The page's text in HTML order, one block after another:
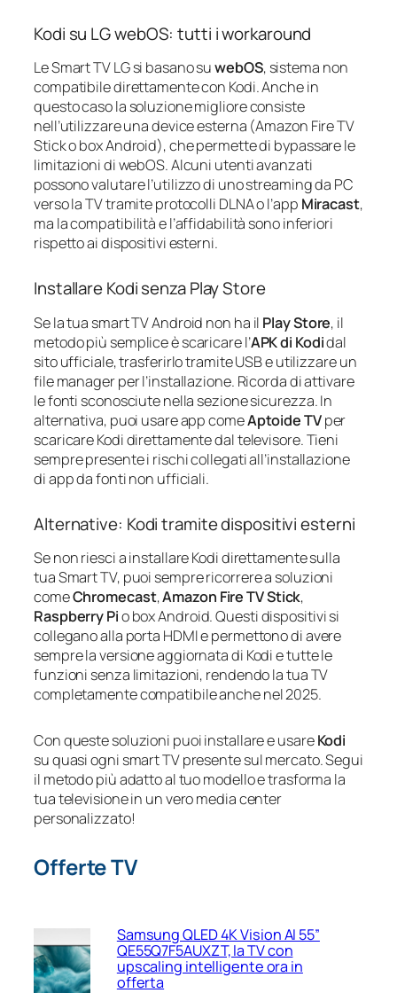
Kodi su LG webOS: tutti i workaround
Le Smart TV LG si basano suwebOS, sistema non
compatibile direttamente con Kodi. Anche in
questo caso la soluzione migliore consiste
nell’utilizzare una device esterna (Amazon Fire TV
Stick o box Android), che permette di bypassare le
limitazioni di webOS. Alcuni utenti avanzati
possono valutare l’utilizzo di uno streaming da PC
verso la TV tramite protocolli DLNA o l’app Miracast,
ma la compatibilità e l’affidabilità sono inferiori
rispetto ai dispositivi esterni.
Installare Kodi senza Play Store
Se la tua smart TV Android non ha il Play Store, il
metodo più semplice è scaricare l’APK di Kodidal
sito ufficiale, trasferirlo tramite USB e utilizzare un
file manager per l’installazione. Ricorda di attivare
le fonti sconosciute nella sezione sicurezza. In
alternativa, puoi usare app comeAptoide TVper
scaricare Kodi direttamente dal televisore. Tieni
sempre presente i rischi collegati all’installazione
di app da fonti non ufficiali.
Alternative: Kodi tramite dispositivi esterni
Se non riesci a installare Kodi direttamente sulla
tua Smart TV, puoi sempre ricorrere a soluzioni
comeChromecast,Amazon Fire TV Stick,
Raspberry Pio box Android. Questi dispositivi si
collegano alla porta HDMI e permettono di avere
sempre la versione aggiornata di Kodi e tutte le
funzioni senza limitazioni, rendendo la tua TV
completamente compatibile anche nel 2025.
Con queste soluzioni puoi installare e usareKodi
su quasi ogni smart TV presente sul mercato. Segui
il metodo più adatto al tuo modello e trasforma la
tua televisione in un vero media center
personalizzato!
Offerte TV
Samsung QLED 4K Vision AI 55”
QE55Q7F5AUXZT, la TV con
upscaling intelligente ora in
offerta